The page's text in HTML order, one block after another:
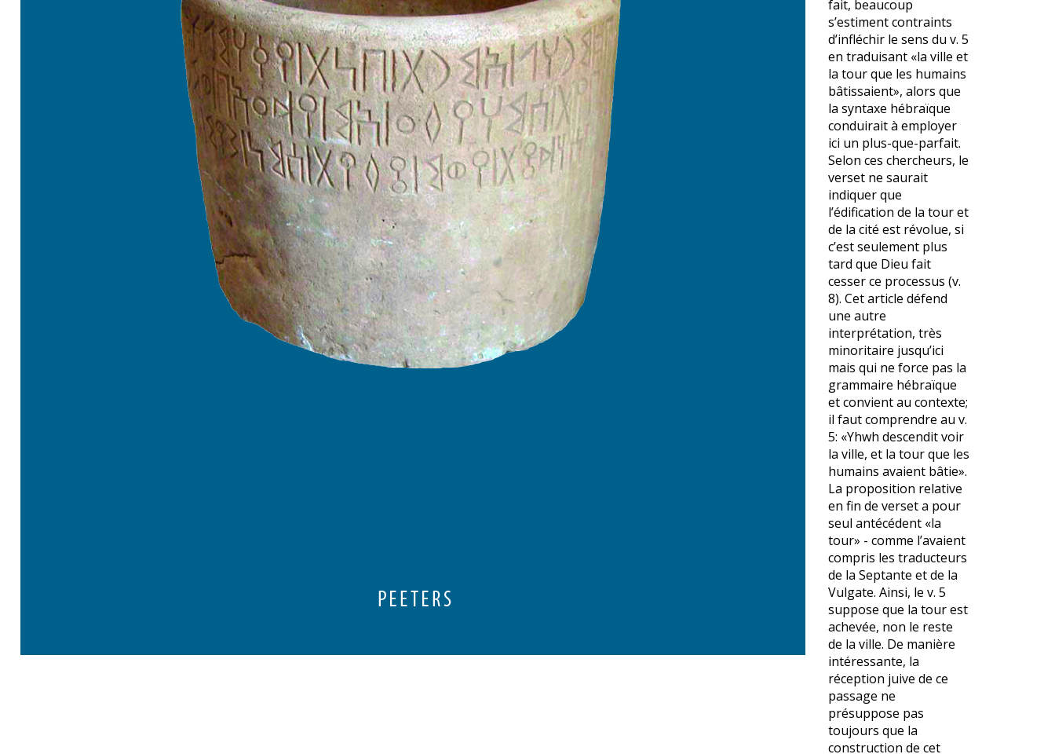
fait, beaucoup
s’estiment contraints
d’infléchir le sens du v. 5
en traduisant «la ville et
la tour que les humains
bâtissaient», alors que
la syntaxe hébraïque
conduirait à employer
ici un plus-que-parfait.
Selon ces chercheurs, le
verset ne saurait
indiquer que
l’édification de la tour et
de la cité est révolue, si
c’est seulement plus
tard que Dieu fait
cesser ce processus (v.
8). Cet article défend
une autre
interprétation, très
minoritaire jusqu’ici
mais qui ne force pas la
grammaire hébraïque
et convient au contexte;
il faut comprendre au v.
5: «Yhwh descendit voir
la ville, et la tour que les
humains avaient bâtie».
La proposition relative
en fin de verset a pour
seul antécédent «la
tour» - comme l’avaient
compris les traducteurs
de la Septante et de la
Vulgate. Ainsi, le v. 5
suppose que la tour est
achevée, non le reste
de la ville. De manière
intéressante, la
réception juive de ce
passage ne
présuppose pas
toujours que la
construction de cet